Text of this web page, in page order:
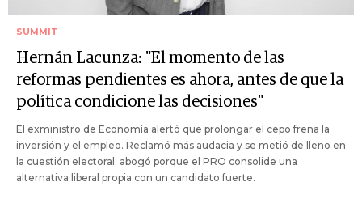
SUMMIT
Hernán Lacunza: "El momento de las
reformas pendientes es ahora, antes de que la
política condicione las decisiones"
El exministro de Economía alertó que prolongar el cepo frena la
inversión y el empleo. Reclamó más audacia y se metió de lleno en
la cuestión electoral: abogó porque el PRO consolide una
alternativa liberal propia con un candidato fuerte.